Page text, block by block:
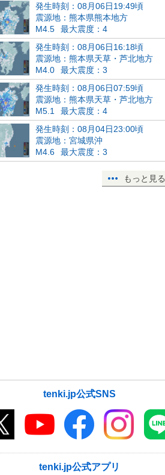
発生時刻：08月06日19:49頃
震源地：熊本県熊本地方
M4.5
最大震度：4
発生時刻：08月06日16:18頃
震源地：熊本県天草・芦北地方
M4.0
最大震度：3
発生時刻：08月06日07:59頃
震源地：熊本県天草・芦北地方
M5.1
最大震度：4
発生時刻：08月04日23:00頃
震源地：宮城県沖
M4.6
最大震度：3
もっと見る
tenki.jp公式SNS
tenki.jp公式アプリ